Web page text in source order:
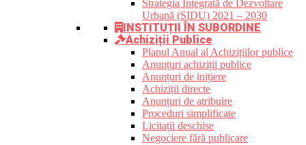
Strategia Integrată de Dezvoltare
Urbană (SIDU) 2021 – 2030
INSTITUȚII ÎN SUBORDINE
Achiziții Publice
Planul Anual al Achizițiilor publice
Anunțuri achiziții publice
Anunțuri de inițiere
Achiziții directe
Anunțuri de atribuire
Proceduri simplificate
Licitații deschise
Negociere fără publicare